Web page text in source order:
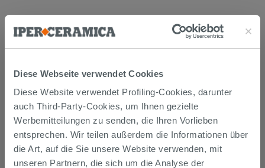
Diese Webseite verwendet Cookies
Diese Website verwendet Profiling-Cookies, darunter
auch Third-Party-Cookies, um Ihnen gezielte
Werbemitteilungen zu senden, die Ihren Vorlieben
entsprechen. Wir teilen außerdem die Informationen über
die Art, auf die Sie unsere Website verwenden, mit
unseren Partnern, die sich um die Analyse der
Versand
Die Waren werden normalerweise innerhalb von 15
Werktagen ab der Auftragsbestätigung zum Versand
gebracht.
Musterstücke werden normalerweise innerhalb von